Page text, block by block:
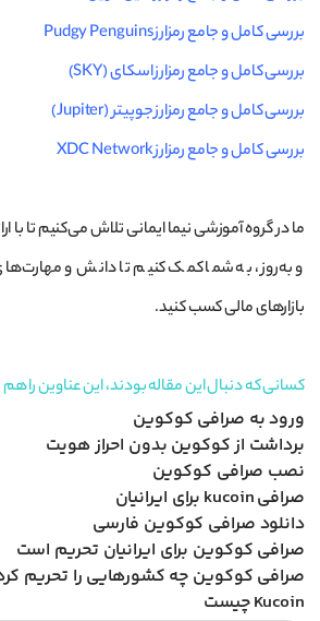
بررسی کامل و جامع رمزارز Pudgy Penguins
بررسی کامل و جامع رمزارز اسکای (SKY)
بررسی کامل و جامع رمزارز جوپیتر (Jupiter)
بررسی کامل و جامع رمزارز XDC Network
ما در گروه آموزشی نیما ایمانی تلاش می‌کنیم تا با
و به‌روز، به شما کمک کنیم تا دانش و
بازارهای مالی کسب کنید.
کسانی که دنبال این مقاله بودند، این عناوین را
ورود به صرافی کوکوین
برداشت از کوکوین بدون احراز هویت
نصب صرافی کوکوین
صرافی kucoin برای ایرانیان
دانلود صرافی کوکوین فارسی
صرافی کوکوین برای ایرانیان تحریم است
صرافی کوکوین چه کشورهایی را تحریم
Kucoin چیست